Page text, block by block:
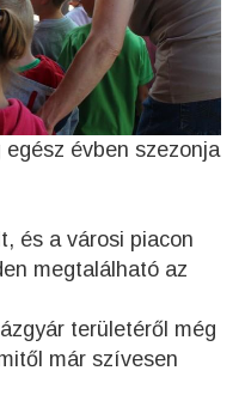
évben szezonja
és a városi piacon
megtalálható az
területéről még
már szívesen